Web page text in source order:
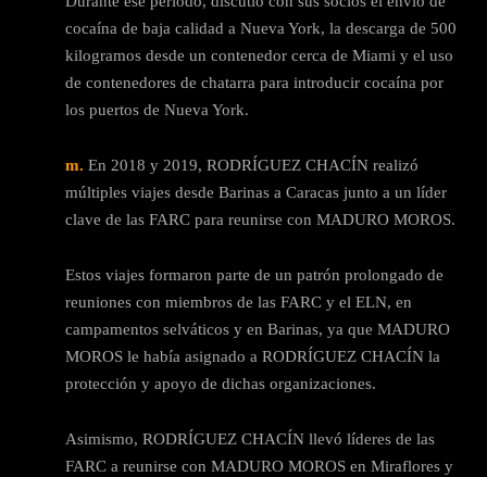
cocaína de baja calidad a Nueva York, la descarga de 500
kilogramos desde un contenedor cerca de Miami y el uso
de contenedores de chatarra para introducir cocaína por
los puertos de Nueva York.
m. En 2018 y 2019, RODRÍGUEZ CHACÍN realizó
múltiples viajes desde Barinas a Caracas junto a un líder
clave de las FARC para reunirse con MADURO MOROS.
Estos viajes formaron parte de un patrón prolongado de
reuniones con miembros de las FARC y el ELN, en
campamentos selváticos y en Barinas, ya que MADURO
MOROS le había asignado a RODRÍGUEZ CHACÍN la
protección y apoyo de dichas organizaciones.
Asimismo, RODRÍGUEZ CHACÍN llevó líderes de las
FARC a reunirse con MADURO MOROS en Miraflores y